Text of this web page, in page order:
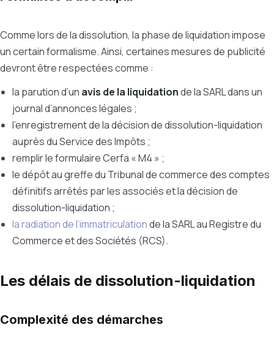
Comme lors de la dissolution, la phase de liquidation impose
un certain formalisme. Ainsi, certaines mesures de publicité
devront être respectées comme :
la parution d’un avis de la liquidationde la SARL dans un
journal d’annonces légales ;
l'enregistrement de la décision de dissolution-liquidation
auprès du Service des Impôts ;
remplir le formulaire Cerfa « M4 » ;
le dépôt au greffe du Tribunal de commerce des comptes
définitifs arrêtés par les associés et la décision de
dissolution-liquidation ;
la radiation de l’immatriculationde la SARL au Registre du
Commerce et des Sociétés (RCS).
Les délais de dissolution-liquidation
Complexité des démarches